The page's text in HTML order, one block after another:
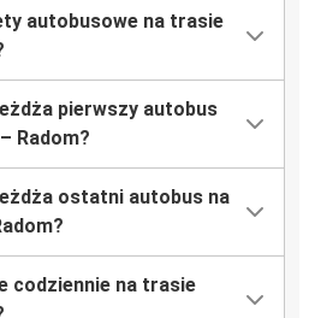
autobusowe na trasie
pierwszy autobus
Radom?
ostatni autobus na
codziennie na trasie